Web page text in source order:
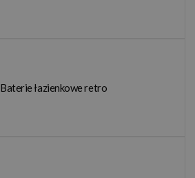
Baterie łazienkowe retro